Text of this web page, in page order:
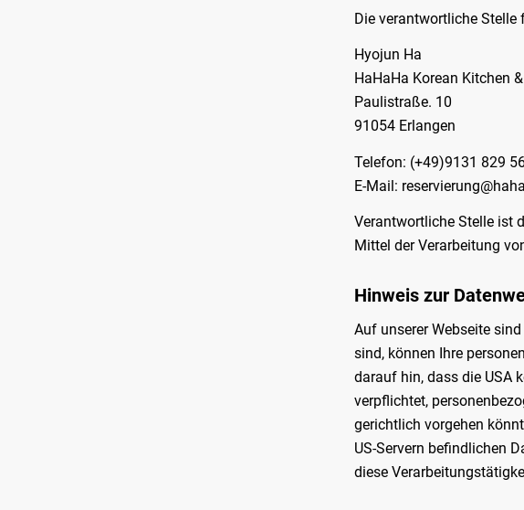
Die verantwortliche Stelle
Hyojun Ha
HaHaHa Korean Kitchen
Paulistraße. 10
91054 Erlangen
Telefon: (+49)9131 829
E-Mail:
Verantwortliche Stelle ist
Mittel der Verarbeitung
Hinweis zur
Auf unserer Webseite
sind, können Ihre
darauf hin, dass die USA
verpflichtet,
gerichtlich vorgehen
US-Servern befindlichen
diese